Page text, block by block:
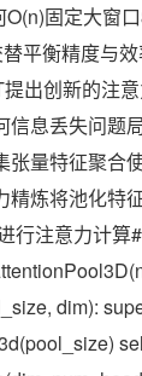
固定大窗
平衡精度与
出创新的注
信息丢失问题
张量特征聚合
精炼将池化特
行注意力计算
dim):